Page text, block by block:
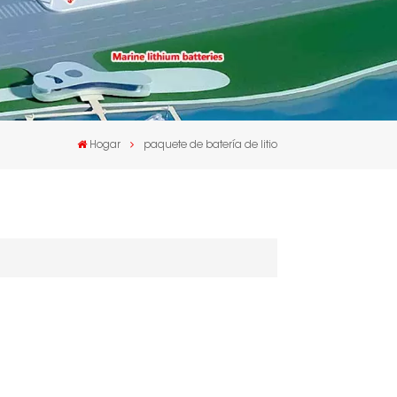
Hogar paquete de batería de litio